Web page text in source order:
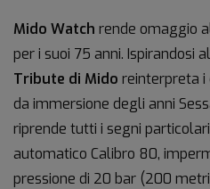
Mido Watch rende omaggio
per i suoi 75 anni. Ispirandosi
Tribute di Mido reinterpreta i
da immersione degli anni
riprende tutti i segni
automatico Calibro 80,
pressione di 20 bar (200